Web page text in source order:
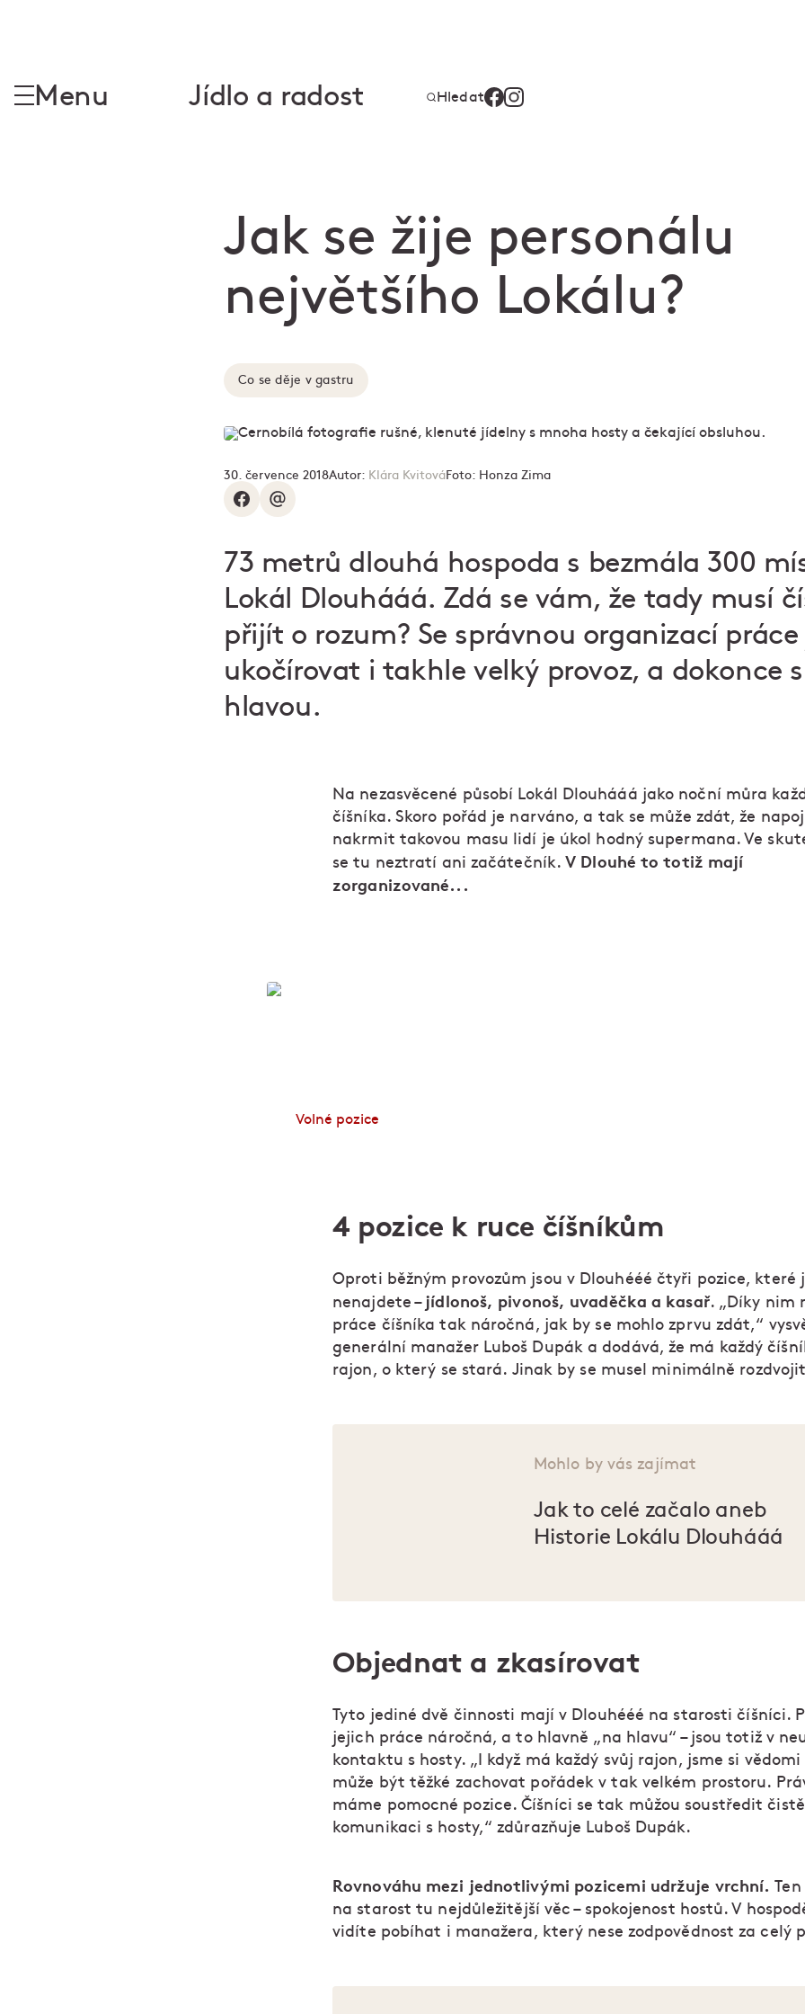
Menu Jídlo a radost Hledat
Jak se žije personálu
největšího Lokálu?
Co se děje v gastru
30. července 2018Autor: Klára KvitováFoto: Honza Zima
73 metrů dlouhá hospoda s bezmála 300
Lokál Dlouhááá. Zdá se vám, že tady musí
přijít o rozum? Se správnou organizací práce
ukočírovat i takhle velký provoz, a dokonce
hlavou.
Na nezasvěcené působí Lokál Dlouhááá jako noční můra
číšníka. Skoro pořád je narváno, a tak se může zdát, že
nakrmit takovou masu lidí je úkol hodný supermana. Ve
se tu neztratí ani začátečník.V Dlouhé to totiž mají
zorganizované...
Volné pozice
4 pozice k ruce číšníkům
Oproti běžným provozům jsou v Dlouhééé čtyři pozice, které
nenajdete – jídlonoš, pivonoš, uvaděčka a kasař. „Díky nim
práce číšníka tak náročná, jak by se mohlo zprvu zdát,“
generální manažer Luboš Dupák a dodává, že má každý
rajon, o který se stará. Jinak by se musel minimálně
Mohlo by vás zajímat
Jak to celé začalo aneb
Historie Lokálu Dlouhááá
Objednat a zkasírovat
Tyto jediné dvě činnosti mají v Dlouhééé na starosti číšníci.
jejich práce náročná, a to hlavně „na hlavu“ – jsou totiž v
kontaktu s hosty. „I když má každý svůj rajon, jsme si vědomi
může být těžké zachovat pořádek v tak velkém prostoru.
máme pomocné pozice. Číšníci se tak můžou soustředit
komunikaci s hosty,“ zdůrazňuje Luboš Dupák.
Rovnováhu mezi jednotlivými pozicemi udržuje vrchní.
na starost tu nejdůležitější věc – spokojenost hostů. V
vidíte pobíhat i manažera, který nese zodpovědnost za celý